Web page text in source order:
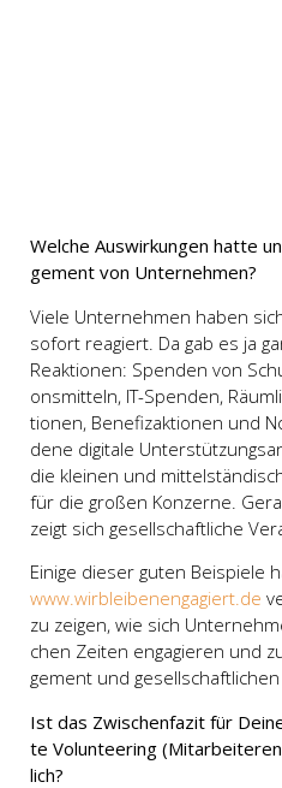
Wel­che Aus­wir­kun­gen hat­te
ge­ment von Unter­neh­men?
Vie­le Unter­neh­men haben
sofort reagiert. Da gab es ja
Reak­tio­nen: Spen­den von
ons­mit­teln, IT-Spen­den,
tio­nen, Bene­fiz­ak­tio­nen und
de­ne digi­ta­le
die klei­nen und
für die gro­ßen Kon­zer­ne.
zeigt sich gesell­schaft­li­che
Eini­ge die­ser guten Bei­spie­le
www.wirbleibenengagiert.de
zu zei­gen, wie sich
chen Zei­ten enga­gie­ren und
ge­ment und
Ist das Zwi­schen­fa­zit für
te Vol­un­tee­ring
lich?